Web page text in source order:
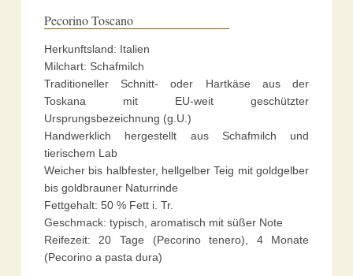
Pecorino Toscano
Herkunftsland: Italien
Milchart: Schafmilch
Traditioneller Schnitt- oder Hartkäse aus der
Toskana mit EU-weit geschützter
Ursprungsbezeichnung (g.U.)
Handwerklich hergestellt aus Schafmilch und
tierischem Lab
Weicher bis halbfester, hellgelber Teig mit goldgelber
bis goldbrauner Naturrinde
Fettgehalt: 50 % Fett i. Tr.
Geschmack: typisch, aromatisch mit süßer Note
Reifezeit: 20 Tage (Pecorino tenero), 4 Monate
(Pecorino a pasta dura)